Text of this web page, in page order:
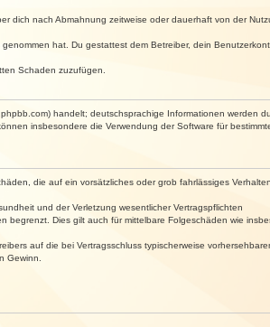
dich nach Abmahnung zeitweise oder dauerhaft von der
hat. Du gestattest dem Betreiber, dein
Schaden zuzufügen.
handelt; deutschsprachige Informationen werden
insbesondere die Verwendung der Software für
die auf ein vorsätzliches oder grob fahrlässiges Verhalten
und der Verletzung wesentlicher Vertragspflichten
begrenzt. Dies gilt auch für mittelbare Folgeschäden wie
auf die bei Vertragsschluss typischerweise
Gewinn.